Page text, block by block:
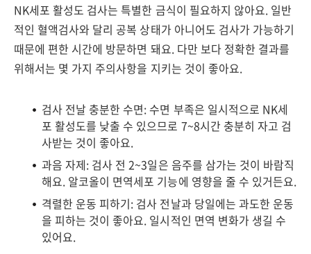
NK세포 활성도 검사는 특별한 금식이 필요하지 않아요. 일반
적인 혈액검사와 달리 공복 상태가 아니어도 검사가 가능하기
때문에 편한 시간에 방문하면 돼요. 다만 보다 정확한 결과를
위해서는 몇 가지 주의사항을 지키는 것이 좋아요.
검사 전날 충분한 수면: 수면 부족은 일시적으로 NK세
포 활성도를 낮출 수 있으므로 7~8시간 충분히 자고 검
사받는 것이 좋아요.
과음 자제: 검사 전 2~3일은 음주를 삼가는 것이 바람직
해요. 알코올이 면역세포 기능에 영향을 줄 수 있거든요.
격렬한 운동 피하기: 검사 전날과 당일에는 과도한 운동
을 피하는 것이 좋아요. 일시적인 면역 변화가 생길 수
있어요.